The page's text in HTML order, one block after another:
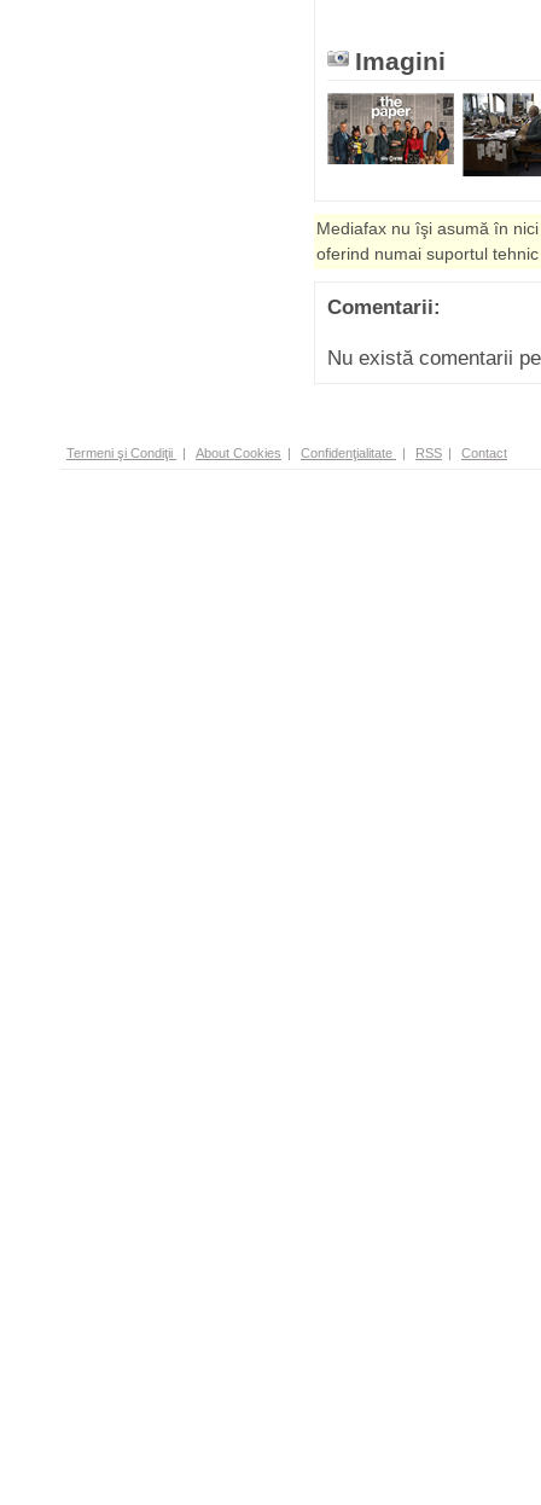
Imagini
Mediafax nu îşi asumă în
oferind numai suportul
Comentarii:
Nu există comentarii
Termeni şi Condiţii | About Cookies | Confidenţialitate | RSS | Contact